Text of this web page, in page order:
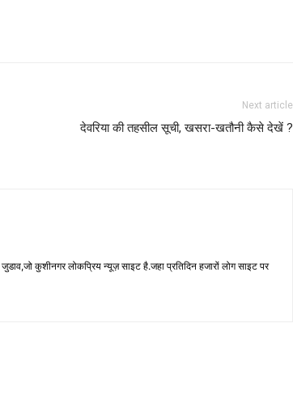
Next article
देवरिया की तहसील सूची, खसरा-खतौनी कैसे देखें ?
कुशीनगर लोकप्रिय न्यूज़ साइट है.जहा प्रतिदिन हजारों लोग साइट पर